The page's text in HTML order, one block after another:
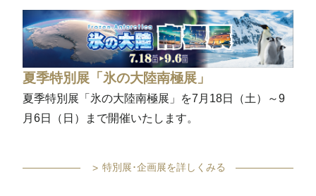
夏季特別展「氷の大陸南極展」
夏季特別展「氷の大陸南極展」を7月18日（土）～9
月6日（日）まで開催いたします。
特別展･企画展を詳しくみる